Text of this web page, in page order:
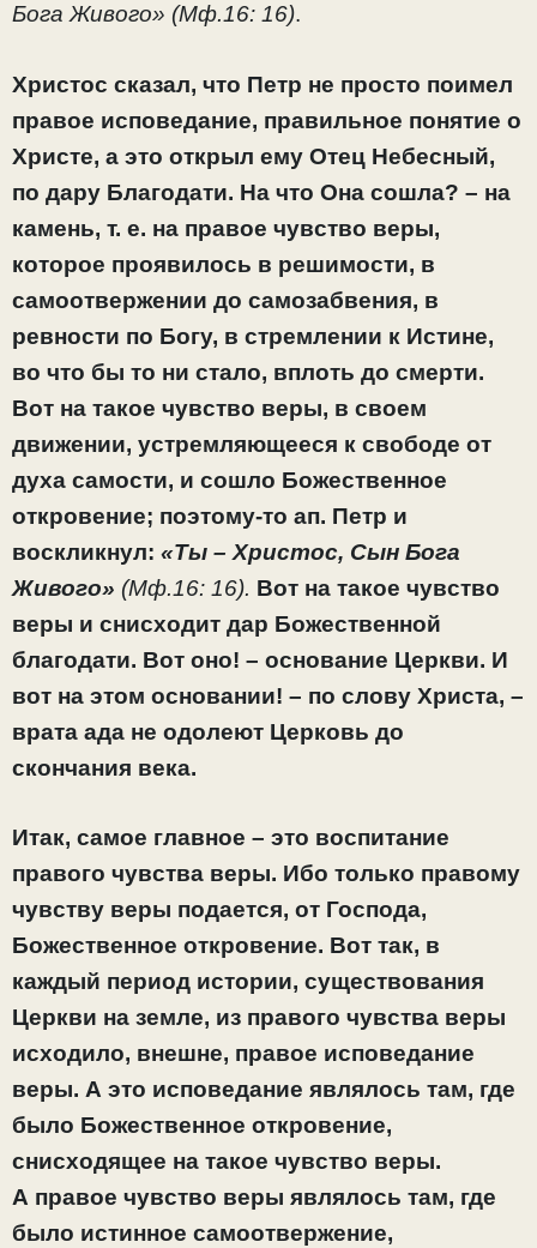
Бога Живого» (Мф.16: 16).
Христос сказал, что Петр не просто поимел
правое исповедание, правильное понятие о
Христе, а это открыл ему Отец Небесный,
по дару Благодати. На что Она сошла? – на
камень, т. е. на правое чувство веры,
которое проявилось в решимости, в
самоотвержении до самозабвения, в
ревности по Богу, в стремлении к Истине,
во что бы то ни стало, вплоть до смерти.
Вот на такое чувство веры, в своем
движении, устремляющееся к свободе от
духа самости, и сошло Божественное
откровение; поэтому-то ап. Петр и
воскликнул: «Ты – Христос, Сын Бога
Живого» (Мф.16: 16). Вот на такое чувство
веры и снисходит дар Божественной
благодати. Вот оно! – основание Церкви. И
вот на этом основании! – по слову Христа, –
врата ада не одолеют Церковь до
скончания века.
Итак, самое главное – это воспитание
правого чувства веры. Ибо только правому
чувству веры подается, от Господа,
Божественное откровение. Вот так, в
каждый период истории, существования
Церкви на земле, из правого чувства веры
исходило, внешне, правое исповедание
веры. А это исповедание являлось там, где
было Божественное откровение,
снисходящее на такое чувство веры.
А правое чувство веры являлось там, где
было истинное самоотвержение,